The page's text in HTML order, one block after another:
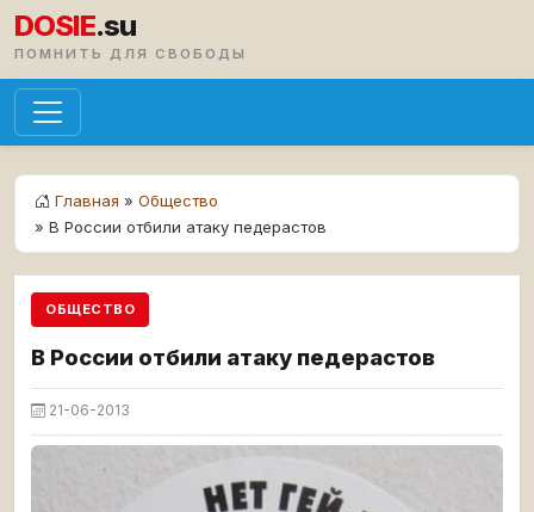
DOSIE.su
ПОМНИТЬ ДЛЯ СВОБОДЫ
Главная » Общество
» В России отбили атаку педерастов
ОБЩЕСТВО
В России отбили атаку педерастов
21-06-2013